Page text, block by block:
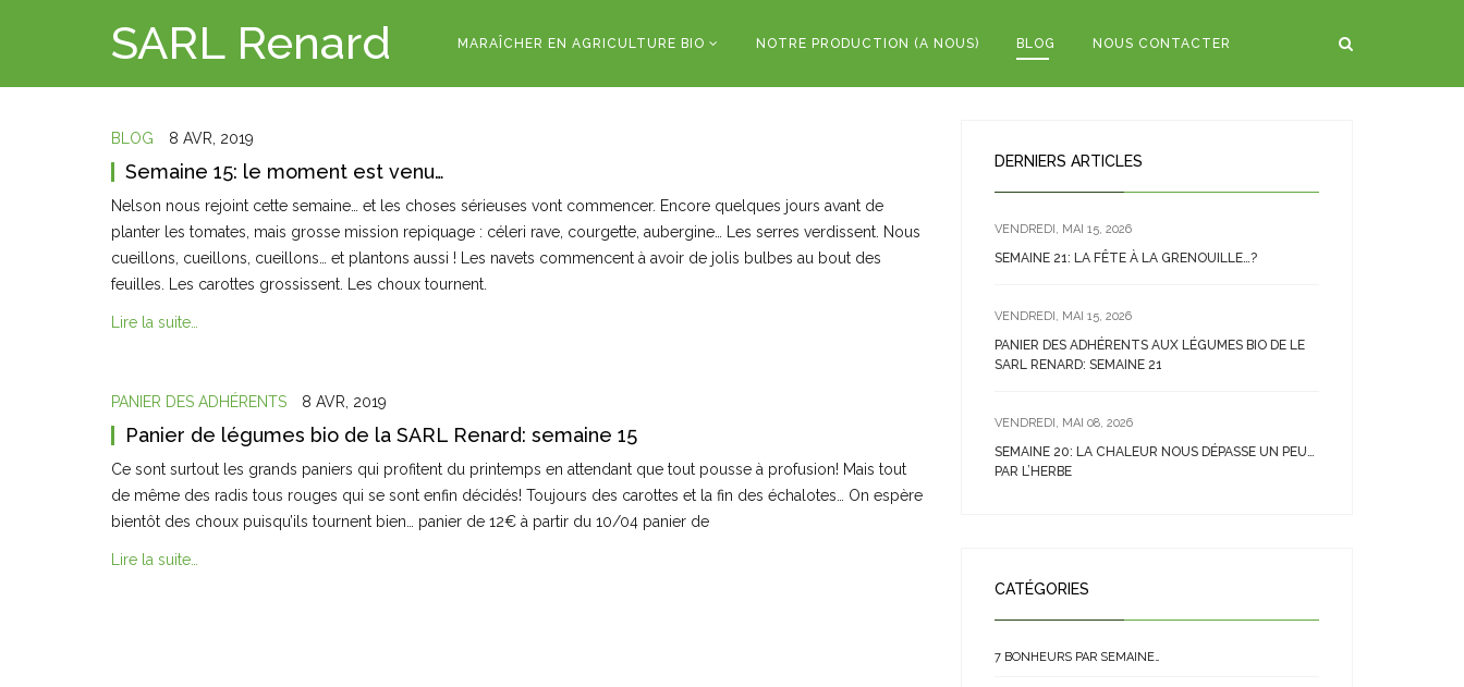
SARL Renard MARAÎCHER EN AGRICULTURE BIO NOTRE PRODUCTION (A NOUS) BLOG NOUS CONTACTER
BLOG 8 AVR, 2019
Semaine 15: le moment est venu…
Nelson nous rejoint cette semaine… et les choses sérieuses vont commencer. Encore quelques jours avant de
planter les tomates, mais grosse mission repiquage : céleri rave, courgette, aubergine… Les serres verdissent. Nous
cueillons, cueillons, cueillons… et plantons aussi ! Les navets commencent à avoir de jolis bulbes au bout des
feuilles. Les carottes grossissent. Les choux tournent.
Lire la suite…
PANIER DES ADHÉRENTS 8 AVR, 2019
Panier de légumes bio de la SARL Renard: semaine 15
Ce sont surtout les grands paniers qui profitent du printemps en attendant que tout pousse à profusion! Mais tout
de même des radis tous rouges qui se sont enfin décidés! Toujours des carottes et la fin des échalotes… On espère
bientôt des choux puisqu’ils tournent bien… panier de 12€ à partir du 10/04 panier de
Lire la suite…
DERNIERS ARTICLES
VENDREDI, MAI 15, 2026
SEMAINE 21: LA FÊTE À LA GRENOUILLE…?
VENDREDI, MAI 15, 2026
PANIER DES ADHÉRENTS AUX LÉGUMES BIO DE LE
SARL RENARD: SEMAINE 21
VENDREDI, MAI 08, 2026
SEMAINE 20: LA CHALEUR NOUS DÉPASSE UN PEU…
PAR L’HERBE
CATÉGORIES
7 BONHEURS PAR SEMAINE…